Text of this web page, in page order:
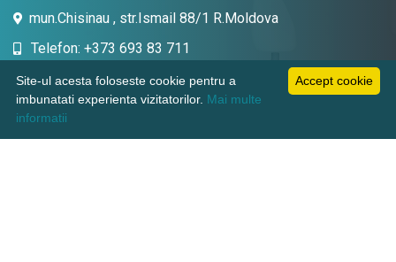
mun.Chisinau , str.Ismail 88/1 R.Moldova
Telefon: +373 693 83 711
Email: topdent.technic@gmail.com
Accept cookie
Site-ul acesta foloseste cookie pentru a
imbunatati experienta vizitatorilor. Mai multe
informatii